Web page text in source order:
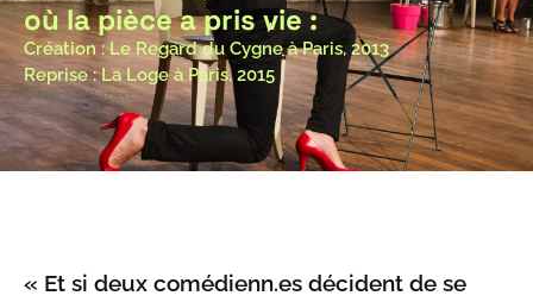
où la pièce a pris vie :
Création : Le Regard du Cygne à Paris, 2013
Reprise : La Loge à Paris, 2015
© Marcella Barbieri
« Et si deux comédienn.es décident de se